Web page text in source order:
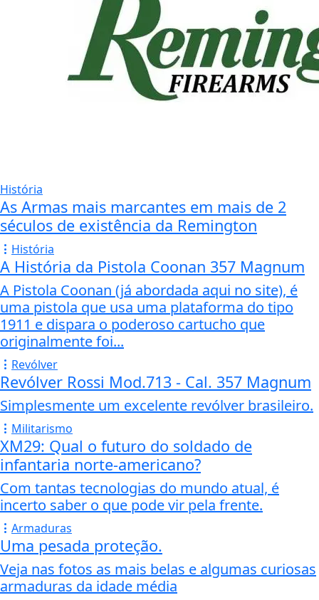
História
As Armas mais marcantes em mais de 2
séculos de existência da Remington
História
A História da Pistola Coonan 357 Magnum
A Pistola Coonan (já abordada aqui no site), é
uma pistola que usa uma plataforma do tipo
1911 e dispara o poderoso cartucho que
originalmente foi...
Revólver
Revólver Rossi Mod.713 - Cal. 357 Magnum
Simplesmente um excelente revólver brasileiro.
Militarismo
XM29: Qual o futuro do soldado de
infantaria norte-americano?
Com tantas tecnologias do mundo atual, é
incerto saber o que pode vir pela frente.
Armaduras
Uma pesada proteção.
Veja nas fotos as mais belas e algumas curiosas
armaduras da idade média